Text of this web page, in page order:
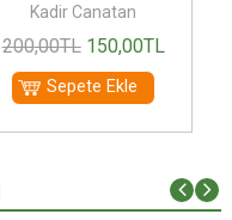
Kadir Canatan
200,00TL 150,00TL
Sepete Ekle